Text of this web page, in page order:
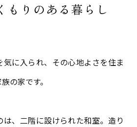
もりのある暮らし
に入られ、その心地よさを住ま
の家です。
、二階に設けられた和室。造り